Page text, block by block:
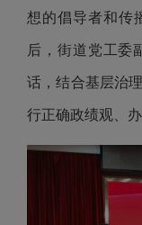
想的倡导者和传
后，街道党工委
话，结合基层治
行正确政绩观、